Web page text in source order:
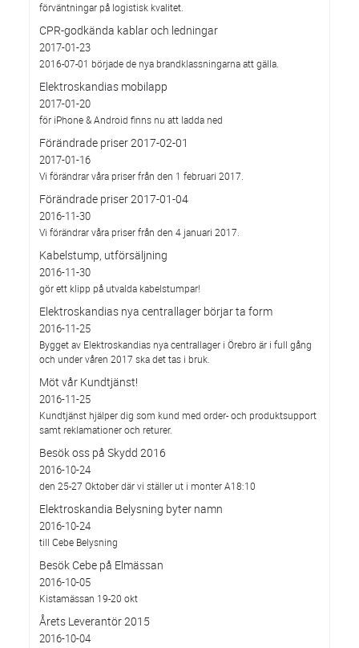
förväntningar på logistisk kvalitet.
CPR-godkända kablar och ledningar
2017-01-23
2016-07-01 började de nya brandklassningarna att gälla.
Elektroskandias mobilapp
2017-01-20
för iPhone & Android finns nu att ladda ned
Förändrade priser 2017-02-01
2017-01-16
Vi förändrar våra priser från den 1 februari 2017.
Förändrade priser 2017-01-04
2016-11-30
Vi förändrar våra priser från den 4 januari 2017.
Kabelstump, utförsäljning
2016-11-30
gör ett klipp på utvalda kabelstumpar!
Elektroskandias nya centrallager börjar ta form
2016-11-25
Bygget av Elektroskandias nya centrallager i Örebro är i full gång
och under våren 2017 ska det tas i bruk.
Möt vår Kundtjänst!
2016-11-25
Kundtjänst hjälper dig som kund med order- och produktsupport
samt reklamationer och returer.
Besök oss på Skydd 2016
2016-10-24
den 25-27 Oktober där vi ställer ut i monter A18:10
Elektroskandia Belysning byter namn
2016-10-24
till Cebe Belysning
Besök Cebe på Elmässan
2016-10-05
Kistamässan 19-20 okt
Årets Leverantör 2015
2016-10-04